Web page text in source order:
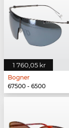
1 760,05 kr
Bogner
67500 - 6500